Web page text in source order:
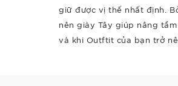
giữ được vị thế nhất định.
nên giày Tây giúp nâng
và khi Outftit của bạn trở